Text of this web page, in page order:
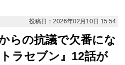
投稿日：2026年02月10日 15:54
らの抗議で欠番にな
ラセブン』12話が